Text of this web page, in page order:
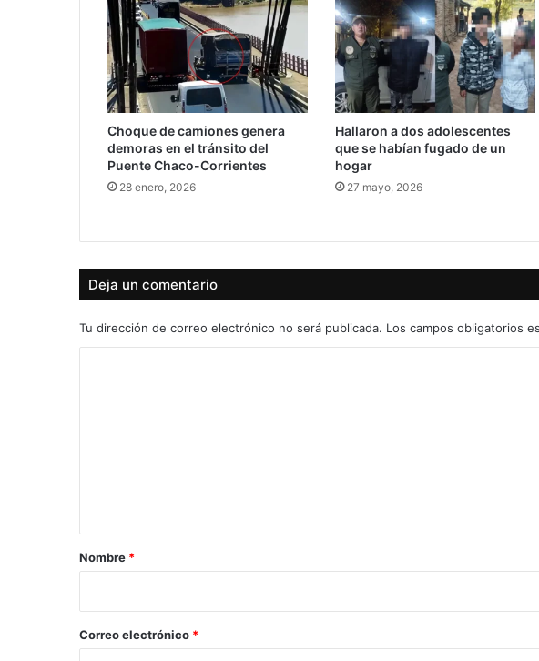
Choque de camiones genera
demoras en el tránsito del
Puente Chaco-Corrientes
28 enero, 2026
Hallaron a dos adolescentes
que se habían fugado de un
hogar
27 mayo, 2026
Deja un comentario
Tu dirección de correo electrónico no será publicada. Los campos obligatorios
r
*
Nombre *
Correo electrónico *